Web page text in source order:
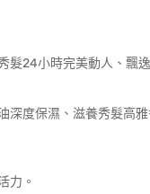
髮24小時完美動人、飄
度保濕、滋養秀髮高
活力。